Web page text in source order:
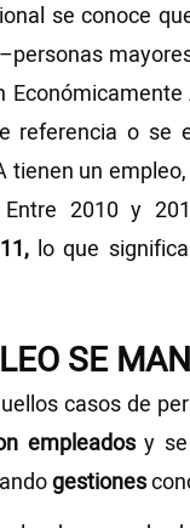
se conoce
o se
tienen un
2010 y
lo que
SE
casos de
empleadosy se
gestiones